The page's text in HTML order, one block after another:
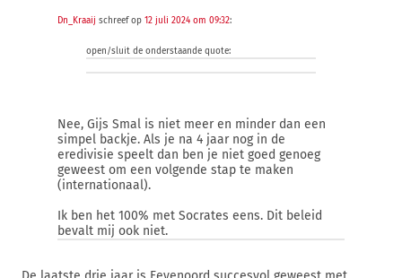
Dn_Kraaij schreef op 12 juli 2024 om 09:32:
open/sluit de onderstaande quote:
Nee, Gijs Smal is niet meer en minder dan een
simpel backje. Als je na 4 jaar nog in de
eredivisie speelt dan ben je niet goed genoeg
geweest om een volgende stap te maken
(internationaal).
Ik ben het 100% met Socrates eens. Dit beleid
bevalt mij ook niet.